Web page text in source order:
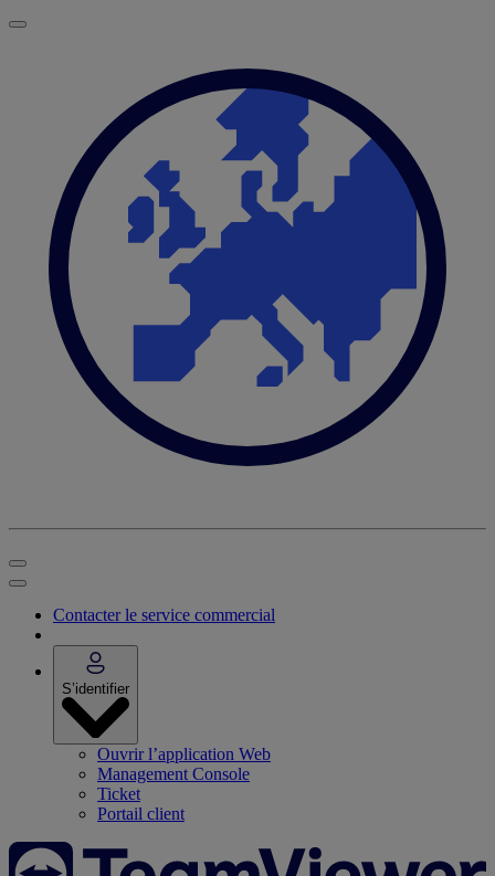
Contacter le service commercial
S’identifier
Ouvrir l’application Web
Management Console
Ticket
Portail client